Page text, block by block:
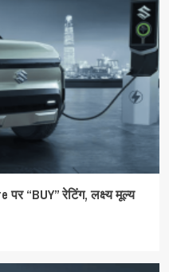
“BUY” रेटिंग, लक्ष्य मूल्य